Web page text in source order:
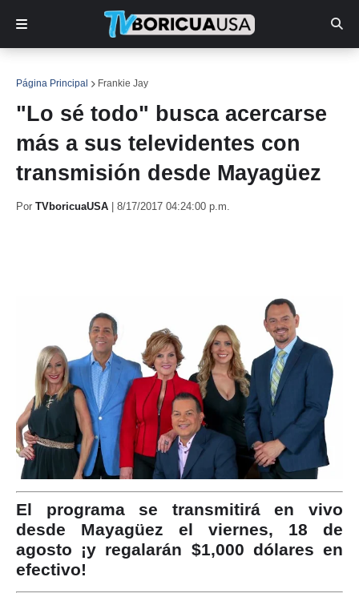
Página Principal Frankie Jay
"Lo sé todo" busca acercarse
más a sus televidentes con
transmisión desde Mayagüez
Por TVboricuaUSA 8/17/2017 04:24:00 p.m.
El programa se transmitirá en vivo
desde Mayagüez el viernes, 18 de
agosto ¡y regalarán $1,000 dólares en
efectivo!